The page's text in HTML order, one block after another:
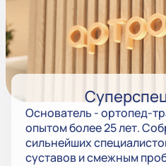
Основатель - ортопед-
опытом более 25 лет.
сильнейших
суставов и смежным